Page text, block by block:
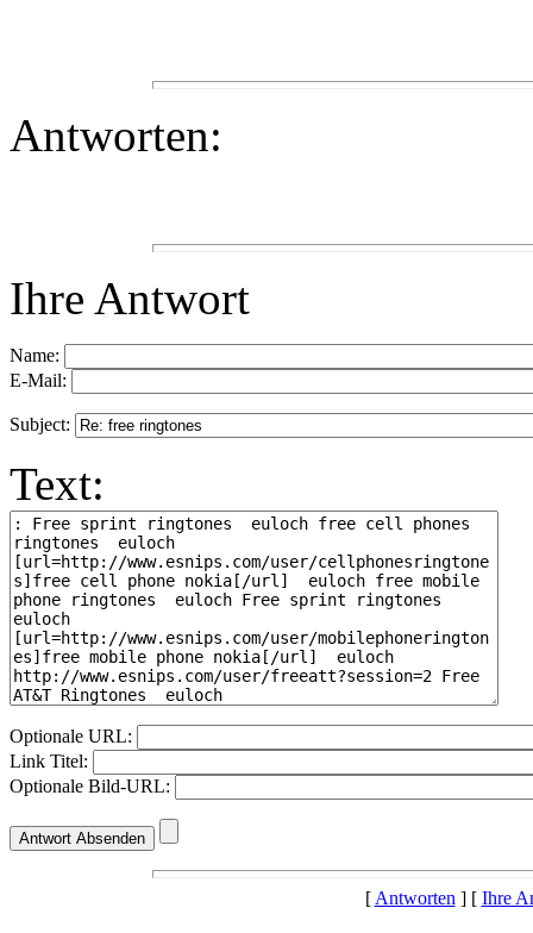
Antworten:
Ihre Antwort
Name:
E-Mail:
Subject:
Text:
Optionale URL:
Link Titel:
Optionale Bild-URL:
[Antworten] [ Ihre